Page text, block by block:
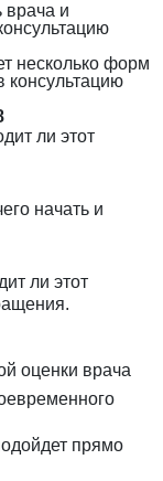
врача и
несколько форм
консультацию
ли этот
начать и
ли этот
оценки врача
прямо